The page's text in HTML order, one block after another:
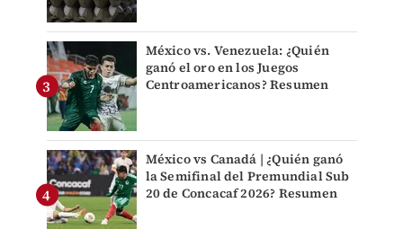
México vs. Venezuela: ¿Quién
ganó el oro en los Juegos
Centroamericanos? Resumen
México vs Canadá | ¿Quién ganó
la Semifinal del Premundial Sub
20 de Concacaf 2026? Resumen